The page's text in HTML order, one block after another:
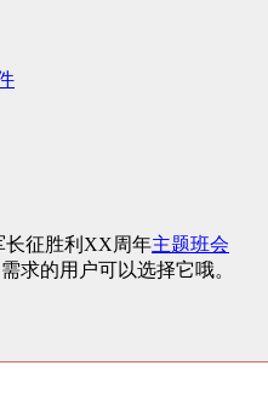
长征胜利XX周年主题班会
求的用户可以选择它哦。